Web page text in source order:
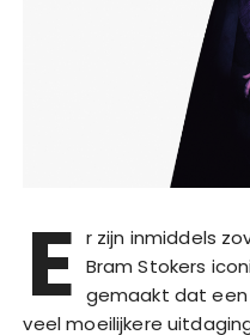
E r zijn inmiddels
Bram Stokers
gemaakt dat
veel moeilijkere